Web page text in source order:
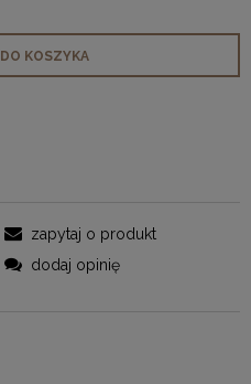
DO KOSZYKA
zapytaj o produkt
dodaj opinię